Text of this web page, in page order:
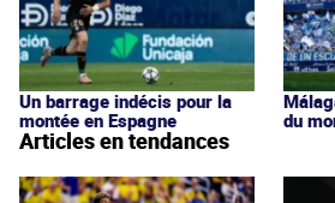
Un barrage indécis pour la
montée en Espagne
du
Articles en tendances